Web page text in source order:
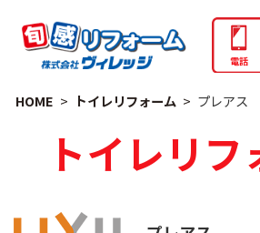
HOME トイレリフォーム プレアス
トイレリフ